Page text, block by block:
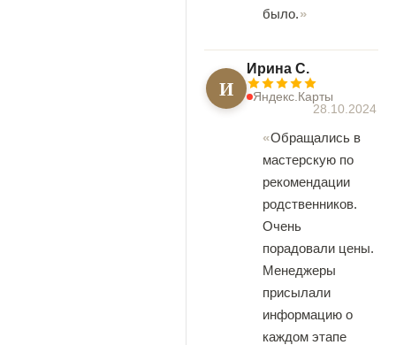
было.
И
Ирина С.
Яндекс.Карты
28.10.2024
Обращались в
мастерскую по
рекомендации
родственников.
Очень
порадовали цены.
Менеджеры
присылали
информацию о
каждом этапе